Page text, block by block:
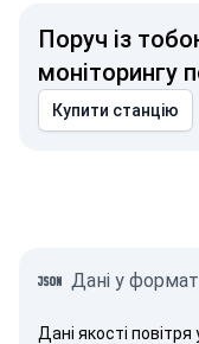
Поруч із
моніторингу
Купити станцію
Дані у
Дані якості